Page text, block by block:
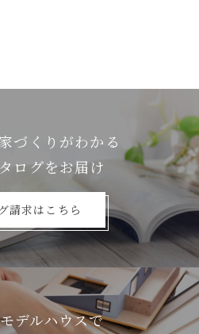
づくりがわかる
ログをお届け
請求はこちら
デルハウスで